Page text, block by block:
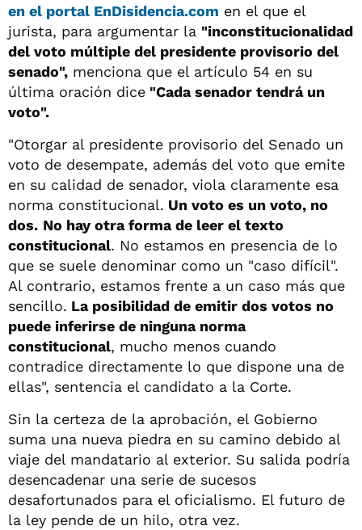
en el portal EnDisidencia.com en el que el
jurista, para argumentar la "inconstitucionalidad
del voto múltiple del presidente provisorio del
senado", menciona que el artículo 54 en su
última oración dice "Cada senador tendrá un
voto".
"Otorgar al presidente provisorio del Senado un
voto de desempate, además del voto que emite
en su calidad de senador, viola claramente esa
norma constitucional. Un voto es un voto, no
dos. No hay otra forma de leer el texto
constitucional. No estamos en presencia de lo
que se suele denominar como un "caso difícil".
Al contrario, estamos frente a un caso más que
sencillo. La posibilidad de emitir dos votos no
puede inferirse de ninguna norma
constitucional, mucho menos cuando
contradice directamente lo que dispone una de
ellas", sentencia el candidato a la Corte.
Sin la certeza de la aprobación, el Gobierno
suma una nueva piedra en su camino debido al
viaje del mandatario al exterior. Su salida podría
desencadenar una serie de sucesos
desafortunados para el oficialismo. El futuro de
la ley pende de un hilo, otra vez.